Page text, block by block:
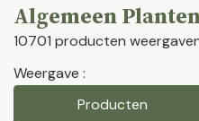
Algemeen
10701 producten
Weergave :
Producten